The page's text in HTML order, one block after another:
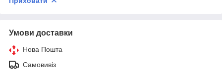
Умови доставки
Нова Пошта
Самовивіз